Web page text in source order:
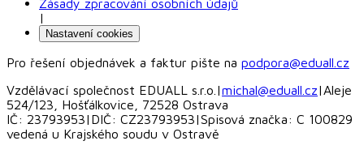
Zásady zpracování osobních údajů
|
Nastavení cookies
Pro řešení objednávek a faktur pište na podpora@eduall.cz
Vzdělávací společnost EDUALL s.r.o. |michal@eduall.cz|Aleje
524/123, Hošťálkovice, 72528 Ostrava
IČ: 23793953| DIČ: CZ23793953|Spisová značka: C 100829
vedená u Krajského soudu v Ostravě